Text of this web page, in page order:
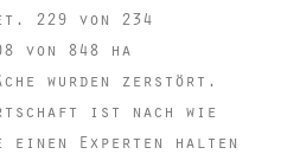
229 von 234
von 848 ha
wurden zerstört.
ist nach wie
Experten halten